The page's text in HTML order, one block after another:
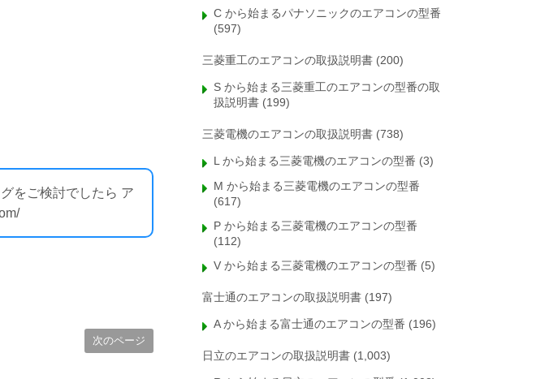
をご検討でしたら ア
次のページ
C から始まるパナソニックのエアコンの型番
(597)
三菱重工のエアコンの取扱説明書 (200)
S から始まる三菱重工のエアコンの型番の取
扱説明書 (199)
三菱電機のエアコンの取扱説明書 (738)
L から始まる三菱電機のエアコンの型番 (3)
M から始まる三菱電機のエアコンの型番
(617)
P から始まる三菱電機のエアコンの型番
(112)
V から始まる三菱電機のエアコンの型番 (5)
富士通のエアコンの取扱説明書 (197)
A から始まる富士通のエアコンの型番 (196)
日立のエアコンの取扱説明書 (1,003)